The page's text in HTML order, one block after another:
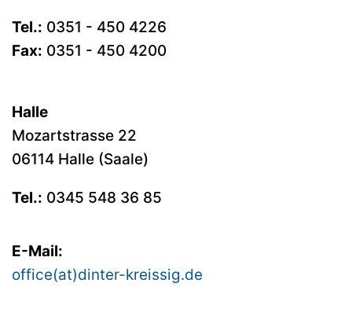
Tel.: 0351 - 450 4226
Fax: 0351 - 450 4200
Halle
Mozartstrasse 22
06114 Halle (Saale)
Tel.: 0345 548 36 85
E-Mail:
office(at)dinter-kreissig.de